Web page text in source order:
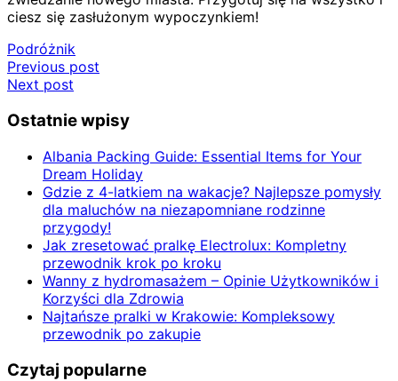
ciesz się zasłużonym wypoczynkiem!
Podróżnik
Nawigacja
wpisu
Previous post
Next post
Ostatnie wpisy
Albania Packing Guide: Essential Items for Your
Dream Holiday
Gdzie z 4-latkiem na wakacje? Najlepsze pomysły
dla maluchów na niezapomniane rodzinne
przygody!
Jak zresetować pralkę Electrolux: Kompletny
przewodnik krok po kroku
Wanny z hydromasażem – Opinie Użytkowników i
Korzyści dla Zdrowia
Najtańsze pralki w Krakowie: Kompleksowy
przewodnik po zakupie
Czytaj popularne